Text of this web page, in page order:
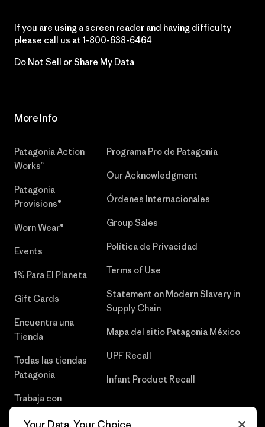
If you are using a screen reader and having difficulty
please call us at 1-800-638-6464
Do Not Sell or Share My Data
More Info
Patagonia Action
Works™
Patagonia
Provisions®
Worn Wear®
Events
1% Para El Planeta
Gift Cards
Encuentra una
Tienda
Todas las tiendas
Patagonia
Trabaja con
Programa Pro de Patagonia
Our Acknowledgment
Órdenes Internacionales
Group Sales
Política de Privacidad
Terms of Use
Statement on Modern Slavery in
Supply Chain
Mapa del sitio Patagonia México
UPF Recall
Infant Product Recall